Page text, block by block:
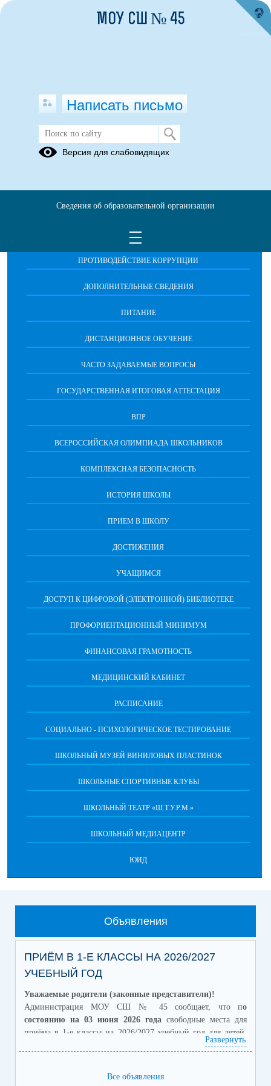
Публикации за 09.05.2026
ОБРАЩЕНИЯ ГРАЖДАН
ПРОТИВОДЕЙСТВИЕ КОРРУПЦИИ
ДОПОЛНИТЕЛЬНЫЕ СВЕДЕНИЯ
ПИТАНИЕ
ДИСТАНЦИОННОЕ ОБУЧЕНИЕ
ЧАСТО ЗАДАВАЕМЫЕ ВОПРОСЫ
ГОСУДАРСТВЕННАЯ ИТОГОВАЯ АТТЕСТАЦИЯ
ВПР
ВСЕРОССИЙСКАЯ ОЛИМПИАДА ШКОЛЬНИКОВ
КОМПЛЕКСНАЯ БЕЗОПАСНОСТЬ
ИСТОРИЯ ШКОЛЫ
ПРИЕМ В ШКОЛУ
ДОСТИЖЕНИЯ
УЧАЩИМСЯ
ДОСТУП К ЦИФРОВОЙ (ЭЛЕКТРОННОЙ) БИБЛИОТЕКЕ
ПРОФОРИЕНТАЦИОННЫЙ МИНИМУМ
ФИНАНСОВАЯ ГРАМОТНОСТЬ
МЕДИЦИНСКИЙ КАБИНЕТ
РАСПИСАНИЕ
СОЦИАЛЬНО - ПСИХОЛОГИЧЕСКОЕ ТЕСТИРОВАНИЕ
ШКОЛЬНЫЙ МУЗЕЙ ВИНИЛОВЫХ ПЛАСТИНОК
ШКОЛЬНЫЕ СПОРТИВНЫЕ КЛУБЫ
ШКОЛЬНЫЙ ТЕАТР «Ш.Т.У.Р.М.»
ШКОЛЬНЫЙ МЕДИАЦЕНТР
ЮИД
Объявления
ПРИЁМ В 1-Е КЛАССЫ НА 2026/2027
УЧЕБНЫЙ ГОД
Уважаемые родители (законные представители)!
Администрация МОУ СШ № 45 сообщает, что по
состоянию на 03 июня 2026 года свободные места для
приёма в 1-е классы на 2026/2027 учебный год для детей,
проживающих на закреплённой за школой территории,
Развернуть
Все объявления
МОУ СШ № 45
Написать письмо
Версия для слабовидящих
Сведения об образовательной организации